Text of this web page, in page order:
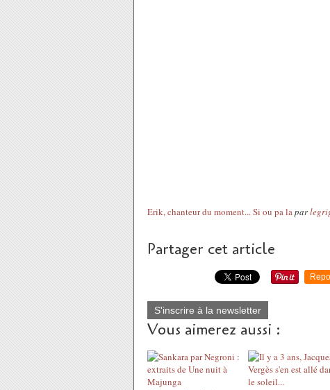
Erik, chanteur du moment... Si ou pa lapar
Partager cet article
S'inscrire à la newsletter
Vous aimerez aussi :